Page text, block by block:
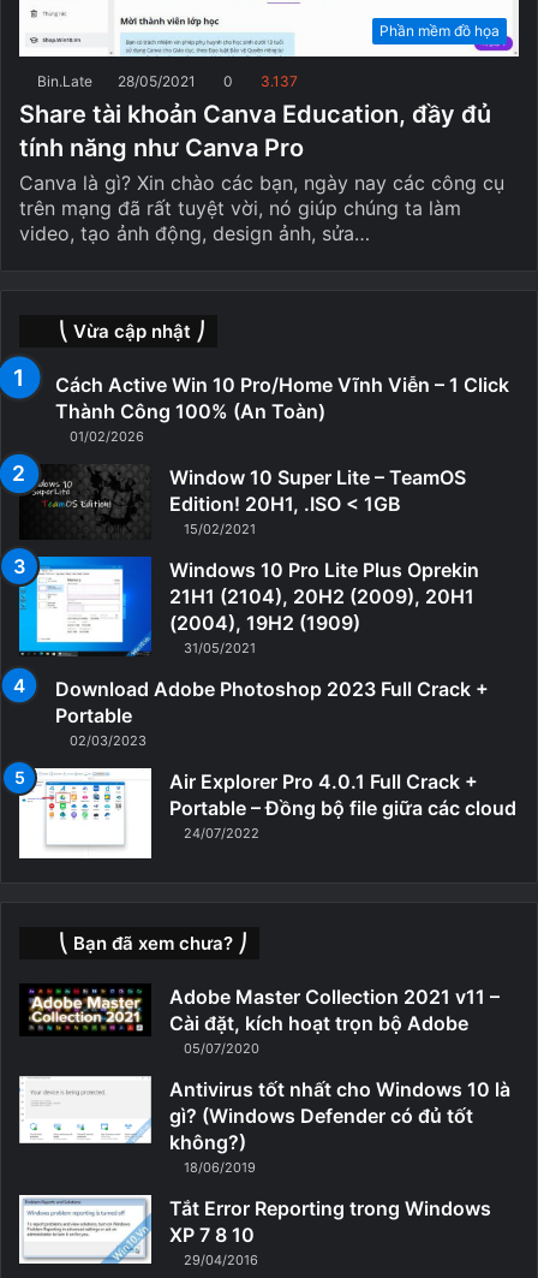
Phần mềm đồ họa
Bin.Late 28/05/2021 0 3.137
Share tài khoản Canva Education, đầy đủ
tính năng như Canva Pro
Canva là gì? Xin chào các bạn, ngày nay các công cụ
trên mạng đã rất tuyệt vời, nó giúp chúng ta làm
video, tạo ảnh động, design ảnh, sửa…
⎝ Vừa cập nhật ⎠
Cách Active Win 10 Pro/Home Vĩnh Viễn – 1 Click
Thành Công 100% (An Toàn)
01/02/2026
Window 10 Super Lite – TeamOS
Edition! 20H1, .ISO < 1GB
15/02/2021
Windows 10 Pro Lite Plus Oprekin
21H1 (2104), 20H2 (2009), 20H1
(2004), 19H2 (1909)
31/05/2021
Download Adobe Photoshop 2023 Full Crack +
Portable
02/03/2023
Air Explorer Pro 4.0.1 Full Crack +
Portable – Đồng bộ file giữa các cloud
24/07/2022
⎝ Bạn đã xem chưa? ⎠
Adobe Master Collection 2021 v11 –
Cài đặt, kích hoạt trọn bộ Adobe
05/07/2020
Antivirus tốt nhất cho Windows 10 là
gì? (Windows Defender có đủ tốt
không?)
18/06/2019
Tắt Error Reporting trong Windows
XP 7 8 10
29/04/2016